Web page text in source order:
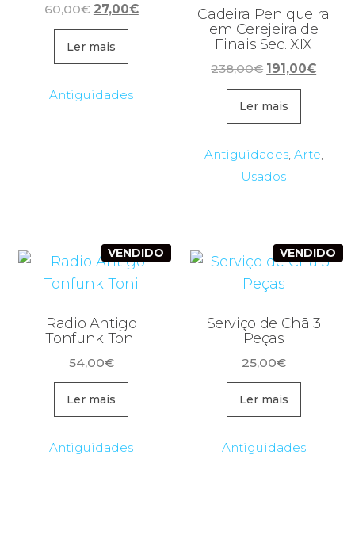
60,00€ O
preço
original
era:
27,00€O
Ler mais
Antiguidades
Cadeira Peniqueira
em Cerejeira de
Finais Sec. XIX
238,00€ O
preço
original
era:
191,00€O
Ler mais
Antiguidades, Arte,
Usados
VENDIDO
Radio Antigo
Tonfunk Toni
54,00€
Ler mais
Antiguidades
VENDIDO
Serviço de Chã 3
Peças
25,00€
Ler mais
Antiguidades